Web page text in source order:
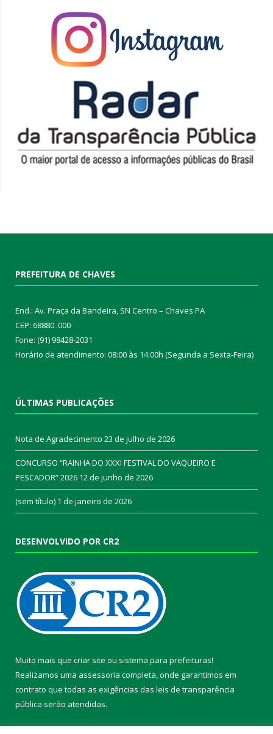
PREFEITURA DE CHAVES
End.: Av. Praça da Bandeira, SN Centro – Chaves PA
CEP: 68880 .000
Fone: (91) 98428-2031
Horário de atendimento: 08:00 às 14:00h (Segunda a Sexta-Feira)
ÚLTIMAS PUBLICAÇÕES
Nota de Agradecimento 23 de julho de 2026
CONCURSO “RAINHA DO XXXI FESTIVAL DO VAQUEIRO E
PESCADOR” 2026 12 de junho de 2026
(sem título) 1 de janeiro de 2026
DESENVOLVIDO POR CR2
Muito mais que criar site ou sistema para prefeituras!
Realizamos uma assessoria completa, onde garantimos em
contrato que todas as exigências das leis de transparência
pública serão atendidas.